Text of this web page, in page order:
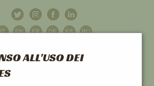
ALL'USO DEI